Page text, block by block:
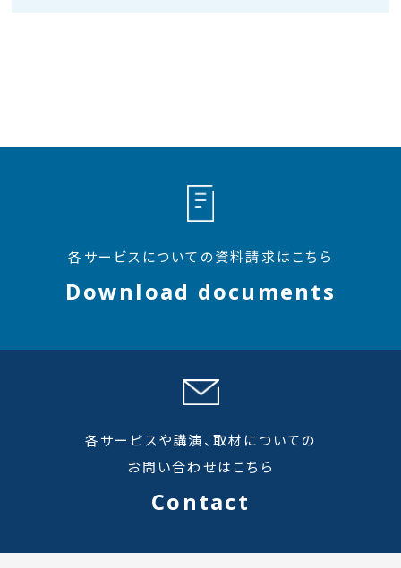
各サービスについての資料請求はこちら
Download documents
各サービスや講演、取材についての
お問い合わせはこちら
Contact